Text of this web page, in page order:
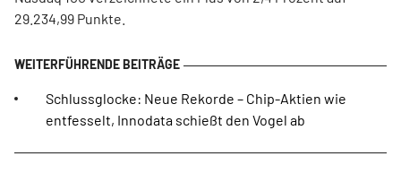
29.234,99 Punkte.
Schlussglocke: Neue Rekorde – Chip-Aktien wie
entfesselt, Innodata schießt den Vogel ab